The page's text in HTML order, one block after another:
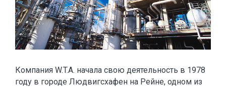
Компания W.T.A. начала свою деятельность в 1978
году в городе Людвигсхафен на Рейне, одном из